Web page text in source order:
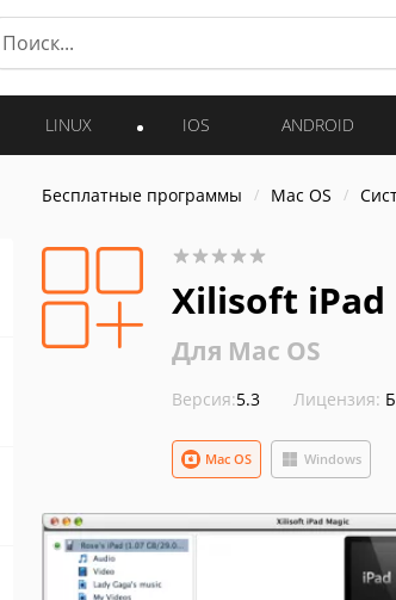
LINUX IOS ANDROID
Бесплатные программы Mac OS
Xilisoft iPad
Для Mac OS
Версия:5.3 Лицензия:
Mac OS Windows